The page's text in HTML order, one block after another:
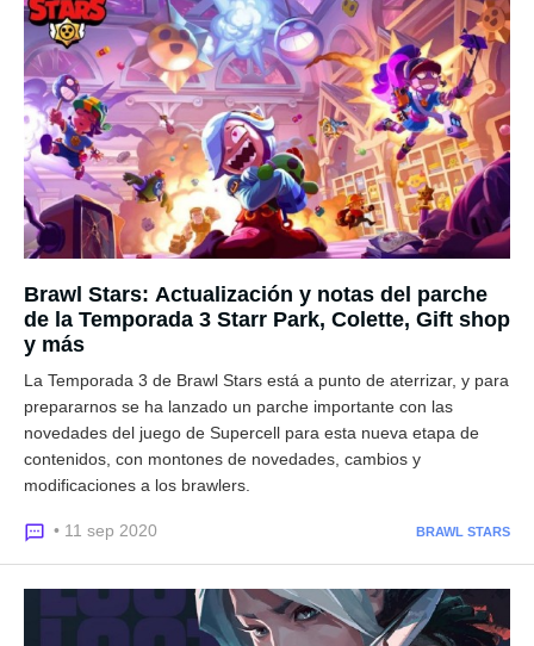
Brawl Stars: Actualización y notas del parche
de la Temporada 3 Starr Park, Colette, Gift shop
y más
La Temporada 3 de Brawl Stars está a punto de aterrizar, y para
prepararnos se ha lanzado un parche importante con las
novedades del juego de Supercell para esta nueva etapa de
contenidos, con montones de novedades, cambios y
modificaciones a los brawlers.
• 11 sep 2020 BRAWL STARS